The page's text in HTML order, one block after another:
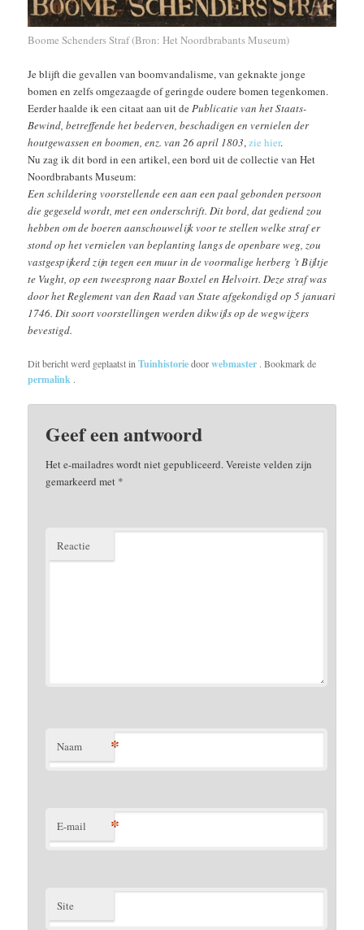
Boome Schenders Straf (Bron: Het Noordbrabants Museum)
Je blijft die gevallen van boomvandalisme, van geknakte jonge
bomen en zelfs omgezaagde of geringde oudere bomen tegenkomen.
Eerder haalde ik een citaat aan uit dePublicatie van het Staats-
Bewind, betreffende het bederven, beschadigen en vernielen der
houtgewassen en boomen, enz. van 26 april 1803,zie hier.
Nu zag ik dit bord in een artikel, een bord uit de collectie van Het
Noordbrabants Museum:
Een schildering voorstellende een aan een paal gebonden persoon
die gegeseld wordt, met een onderschrift. Dit bord, dat gediend zou
hebben om de boeren aanschouwelijk voor te stellen welke straf er
stond op het vernielen van beplanting langs de openbare weg, zou
vastgespijkerd zijn tegen een muur in de voormalige herberg ’t Bijltje
te Vught, op een tweesprong naar Boxtel en Helvoirt. Deze straf was
door het Reglement van den Raad van State afgekondigd op 5 januari
1746. Dit soort voorstellingen werden dikwijls op de wegwijzers
bevestigd.
Dit bericht werd geplaatst inTuinhistoriedoorwebmaster . Bookmark de
permalink .
Geef een antwoord
Het e-mailadres wordt niet gepubliceerd.Vereiste velden zijn
gemarkeerd met *
Reactie
Naam *
E-mail *
Site